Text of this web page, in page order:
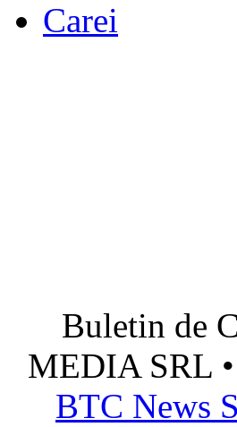
Buletin de
MEDIA SRL
BTC News